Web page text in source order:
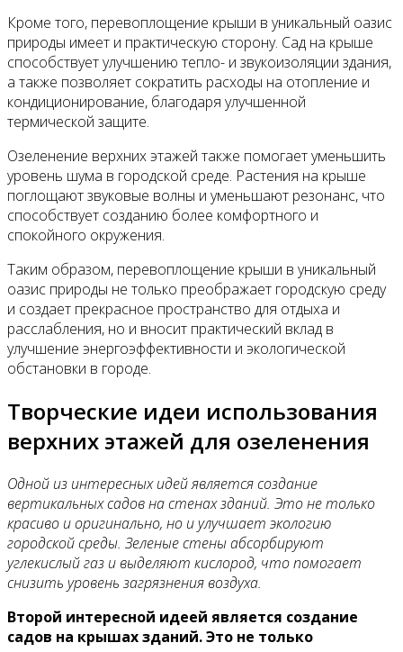
Кроме того, перевоплощение крыши в уникальный оазис
природы имеет и практическую сторону. Сад на крыше
способствует улучшению тепло- и звукоизоляции здания,
а также позволяет сократить расходы на отопление и
кондиционирование, благодаря улучшенной
термической защите.
Озеленение верхних этажей также помогает уменьшить
уровень шума в городской среде. Растения на крыше
поглощают звуковые волны и уменьшают резонанс, что
способствует созданию более комфортного и
спокойного окружения.
Таким образом, перевоплощение крыши в уникальный
оазис природы не только преображает городскую среду
и создает прекрасное пространство для отдыха и
расслабления, но и вносит практический вклад в
улучшение энергоэффективности и экологической
обстановки в городе.
Творческие идеи использования
верхних этажей для озеленения
Одной из интересных идей является создание
вертикальных садов на стенах зданий. Это не только
красиво и оригинально, но и улучшает экологию
городской среды. Зеленые стены абсорбируют
углекислый газ и выделяют кислород, что помогает
снизить уровень загрязнения воздуха.
Второй интересной идеей является создание
садов на крышах зданий. Это не только